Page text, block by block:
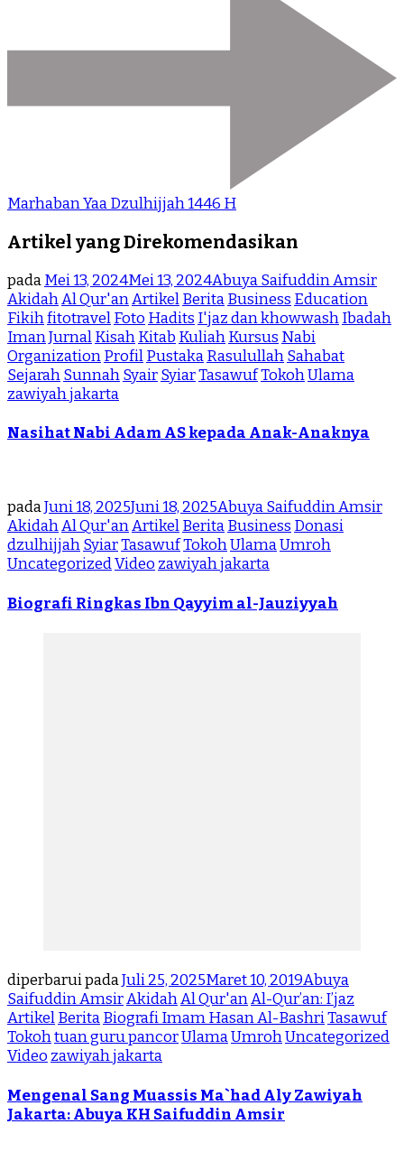
Marhaban Yaa Dzulhijjah 1446 H
Artikel yang Direkomendasikan
padaMei 13, 2024Mei 13, 2024Abuya Saifuddin Amsir
AkidahAl Qur'anArtikelBeritaBusiness Education
FikihfitotravelFoto Hadits I'jaz dan khowwashIbadah
ImanJurnalKisahKitab KuliahKursus Nabi
OrganizationProfilPustakaRasulullahSahabat
SejarahSunnahSyairSyiarTasawufTokohUlama
zawiyah jakarta
Nasihat Nabi Adam AS kepada Anak-Anaknya
padaJuni 18, 2025Juni 18, 2025Abuya Saifuddin Amsir
AkidahAl Qur'anArtikelBeritaBusiness Donasi
dzulhijjahSyiarTasawufTokohUlamaUmroh
UncategorizedVideo zawiyah jakarta
Biografi Ringkas Ibn Qayyim al-Jauziyyah
diperbarui padaJuli 25, 2025Maret 10, 2019Abuya
Saifuddin AmsirAkidahAl Qur'anAl-Qur’an: I’jaz
ArtikelBeritaBiografi Imam Hasan Al-BashriTasawuf
Tokohtuan guru pancorUlamaUmrohUncategorized
Video zawiyah jakarta
Mengenal Sang Muassis Ma`had Aly Zawiyah
Jakarta: Abuya KH Saifuddin Amsir